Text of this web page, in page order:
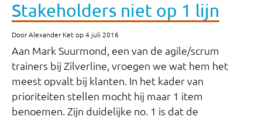
Stakeholders niet op 1 lijn
Door Alexander Ket op 4 juli 2016
Aan Mark Suurmond, een van de agile/scrum
trainers bij Zilverline, vroegen we wat hem het
meest opvalt bij klanten. In het kader van
prioriteiten stellen mocht hij maar 1 item
benoemen. Zijn duidelijke no. 1 is dat de